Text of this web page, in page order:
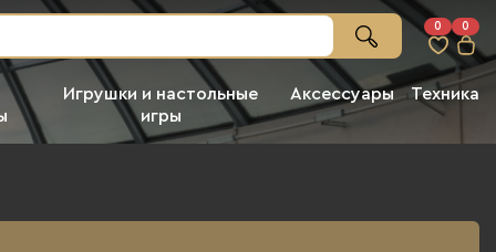
0 0
Игрушки и настольные
игры
Аксессуары Техника